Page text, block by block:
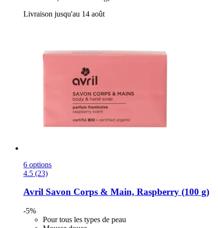
Livraison jusqu'au 14 août
6 options
4.5 (23)
Avril Savon Corps & Main, Raspberry (100 g)
-5%
Pour tous les types de peau